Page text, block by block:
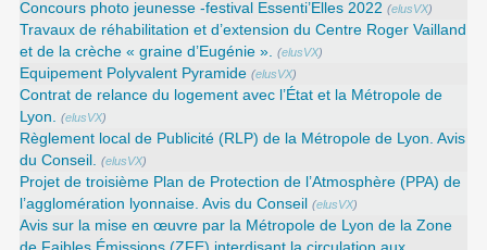
Concours photo jeunesse -festival Essenti’Elles 2022 (elusVX)
Travaux de réhabilitation et d’extension du Centre Roger Vailland
et de la crèche « graine d’Eugénie ». (elusVX)
Equipement Polyvalent Pyramide (elusVX)
Contrat de relance du logement avec l’État et la Métropole de
Lyon. (elusVX)
Règlement local de Publicité (RLP) de la Métropole de Lyon. Avis
du Conseil. (elusVX)
Projet de troisième Plan de Protection de l’Atmosphère (PPA) de
l’agglomération lyonnaise. Avis du Conseil
(elusVX)
Avis sur la mise en œuvre par la Métropole de Lyon de la Zone